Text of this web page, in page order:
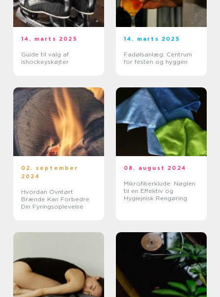
14. marts 2025
Guide til valg af
ishockeyskøjter
14. marts 2025
Fadølsanlæg: Centrum
for festen og hyggen
02. september
2024
Hvordan Ovntørt
Brænde Kan Forbedre
Din Fyringsoplevelse
08. august 2024
Mikrofiberklude: Nøglen
til en Effektiv og
Hygiejnisk Rengøring